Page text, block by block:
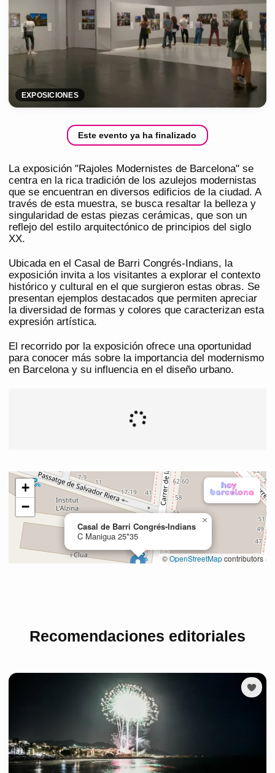
EXPOSICIONES
Este evento ya ha finalizado
La exposición "Rajoles Modernistes de Barcelona" se
centra en la rica tradición de los azulejos modernistas
que se encuentran en diversos edificios de la ciudad. A
través de esta muestra, se busca resaltar la belleza y
singularidad de estas piezas cerámicas, que son un
reflejo del estilo arquitectónico de principios del siglo
XX.
Ubicada en el Casal de Barri Congrés-Indians, la
exposición invita a los visitantes a explorar el contexto
histórico y cultural en el que surgieron estas obras. Se
presentan ejemplos destacados que permiten apreciar
la diversidad de formas y colores que caracterizan esta
expresión artística.
El recorrido por la exposición ofrece una oportunidad
para conocer más sobre la importancia del modernismo
en Barcelona y su influencia en el diseño urbano.
Recomendaciones editoriales